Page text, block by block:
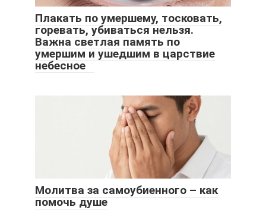
Плакать по умершему, тосковать,
горевать, убиваться нельзя.
Важна светлая память по
умершим и ушедшим в царствие
небесное
Молитва за самоубиенного – как
помочь душе